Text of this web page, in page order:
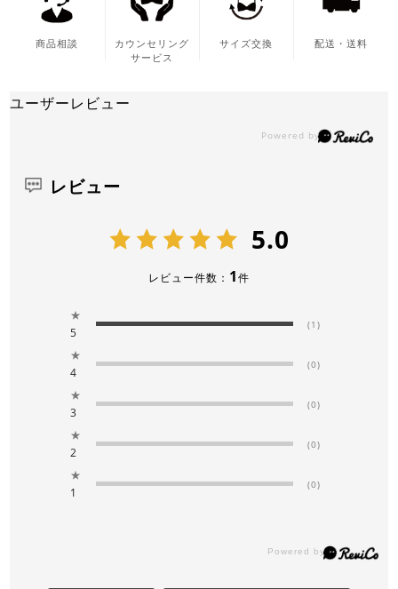
商品相談
カウンセリング
サービス
サイズ交換 配送・送料
ユーザーレビュー
レビュー
5.0
レビュー件数： 1件
★
5
(1)
★
4
(0)
★
3
(0)
★
2
(0)
★
1
(0)